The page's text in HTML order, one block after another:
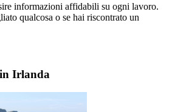
informazioni affidabili su ogni lavoro.
qualcosa o se hai riscontrato un
Irlanda